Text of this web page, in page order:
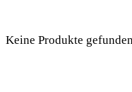
Keine Produkte